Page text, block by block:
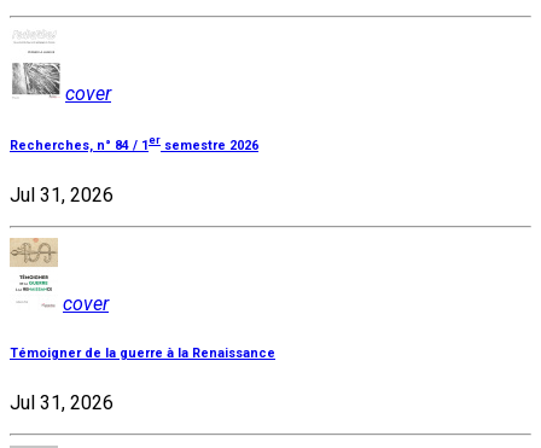
cover
Recherches, n° 84 / 1 er semestre 2026
Jul 31, 2026
cover
Témoigner de la guerre à la Renaissance
Jul 31, 2026